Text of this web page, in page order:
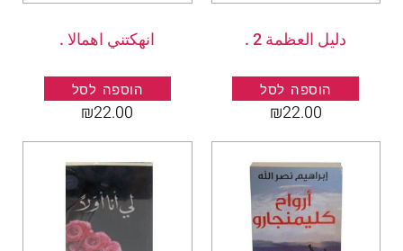
دليل العظمة 2 .
הוספה לסל
₪22.00
انهكتني اهمالا .
הוספה לסל
₪22.00